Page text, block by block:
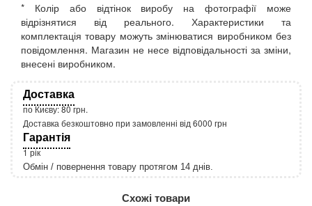
* Колір або відтінок виробу на фотографії може
відрізнятися від реального. Характеристики та
комплектація товару можуть змінюватися виробником без
повідомлення. Магазин не несе відповідальності за зміни,
внесені виробником.
Доставка
по Києву: 80 грн.
Доставка безкоштовно при замовленні від 6000 грн
Гарантія
1 рік
Обмін / повернення товару протягом 14 днів.
Схожі товари